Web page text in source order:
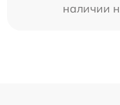
наличии